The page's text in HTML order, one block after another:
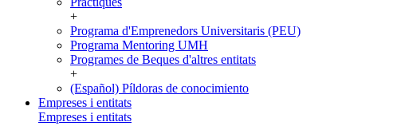
+
Programa d'Emprenedors Universitaris (PEU)
Programa Mentoring UMH
Programes de Beques d'altres entitats
+
(Español) Píldoras de conocimiento
Empreses i entitats
Empreses i entitats